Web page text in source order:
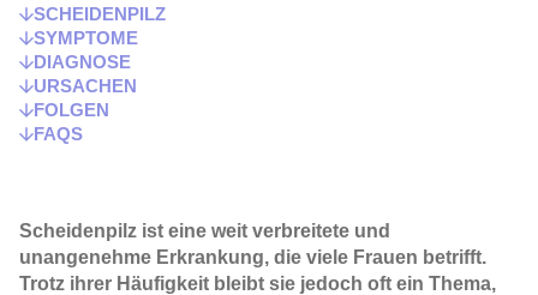
Scheidenpilz ist eine weit verbreitete und
unangenehme Erkrankung, die viele Frauen betrifft.
Trotz ihrer Häufigkeit bleibt sie jedoch oft ein Thema,
SCHEIDENPILZ
SYMPTOME
DIAGNOSE
URSACHEN
FOLGEN
FAQS